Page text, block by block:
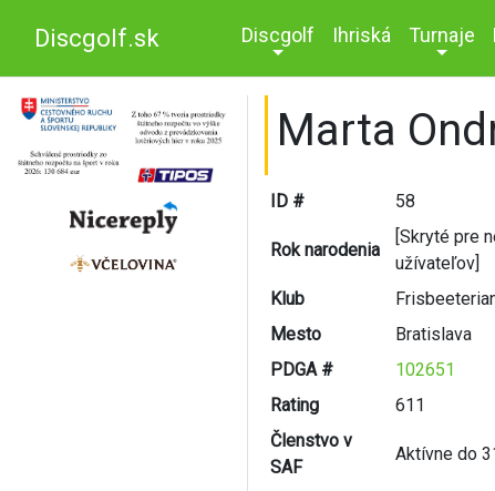
Discgolf.sk Discgolf Ihriská Turnaje
Marta
ID # 58
Rok narodenia
[Skryté pre
užívateľov]
Klub
Mesto
Bratislava
PDGA #
102651
Rating
611
Členstvo v
SAF
Aktívne do